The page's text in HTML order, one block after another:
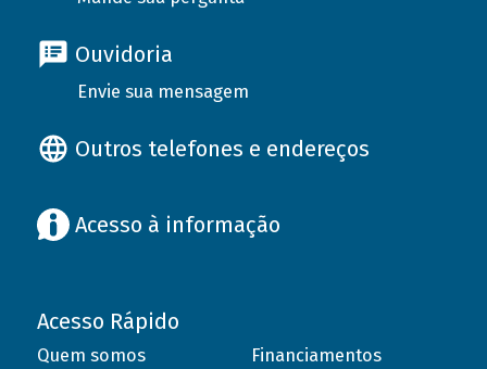
Ouvidoria
Envie sua mensagem
Outros telefones e endereços
Acesso à informação
Acesso Rápido
Quem somos
Financiamentos